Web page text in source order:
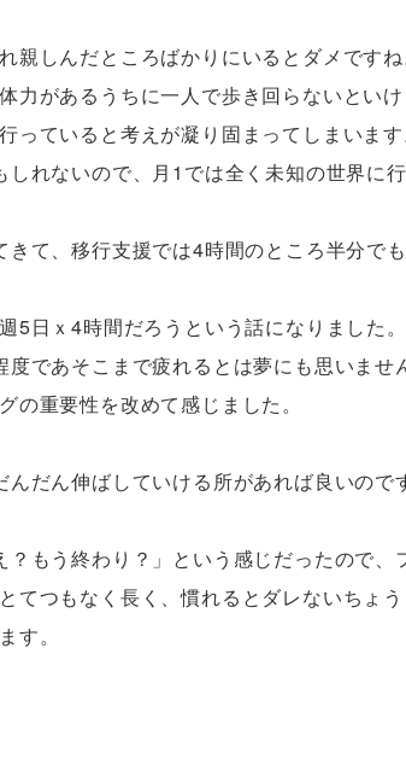
親しんだところばかりにいるとダメですね
力があるうちに一人で歩き回らないといけ
っていると考えが凝り固まってしまいます
れないので、月1では全く未知の世界に行
きて、移行支援では4時間のところ半分で
5日ｘ4時間だろうという話になりました。
であそこまで疲れるとは夢にも思いませ
の重要性を改めて感じました。
んだん伸ばしていける所があれば良いの
？もう終わり？」という感じだったので、
てつもなく長く、慣れるとダレないちょ
す。